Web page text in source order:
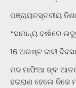
ପଞ୍ଚାୟତସ୍ତରୀୟ
*ସାମାନ୍ୟ ବର୍ଷାରେ
16 ଅଗଷ୍ଟ ଦାବୀ
ମଦ ମାଫିଆ ଙ୍କ
ହଇରାଣ ହେଲେ ନିଜେ